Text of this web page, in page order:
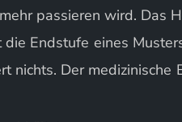
passieren wird. Das
Endstufe eines
nichts. Der medizinische